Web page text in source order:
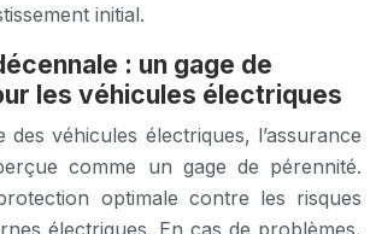
initial.
: un gage de
les véhicules électriques
des véhicules électriques, l’assurance
comme un gage de pérennité.
optimale contre les risques
électriques. En cas de problèmes,